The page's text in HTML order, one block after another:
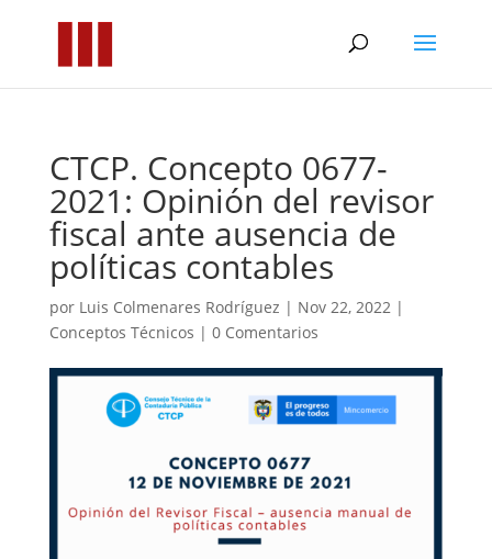
CTCP. Concepto 0677-
2021: Opinión del revisor
fiscal ante ausencia de
políticas contables
por Luis Colmenares Rodríguez | Nov 22, 2022|
Conceptos Técnicos | 0 Comentarios